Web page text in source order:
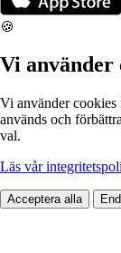
🍪
Vi använder
Vi använder
används och
val.
Läs vår
Acceptera alla